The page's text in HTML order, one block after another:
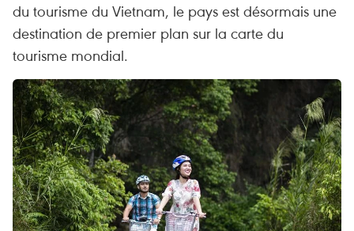
du tourisme du Vietnam, le pays est désormais une
destination de premier plan sur la carte du
tourisme mondial.